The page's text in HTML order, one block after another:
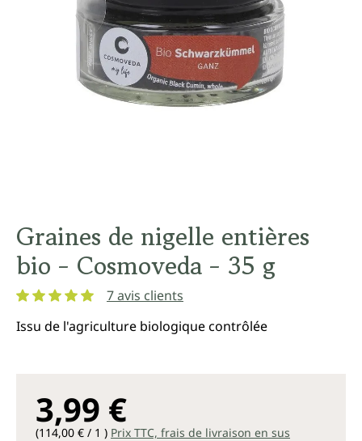
Graines de nigelle entières
bio - Cosmoveda - 35 g
7 avis clients
Issu de l'agriculture biologique contrôlée
3,99 €
(114,00 € / 1 ) Prix TTC, frais de livraison en sus